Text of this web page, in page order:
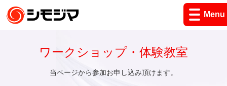
Menu
ワークショップ・体験教室
当ページから参加お申し込み頂けます。